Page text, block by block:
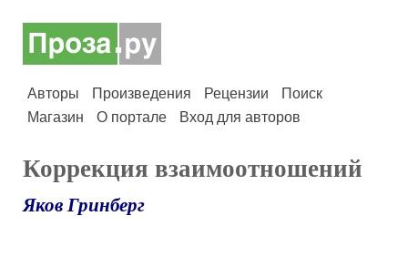
Авторы Произведения Рецензии
Поиск
Магазин
О портале Вход для авторов
Коррекция взаимоотношений
Яков Гринберг